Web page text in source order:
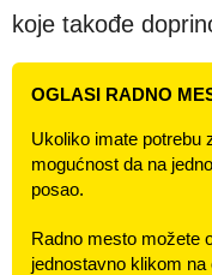
koje takođe
OGLASI RADNO
Ukoliko imate potrebu
mogućnost da na
posao.
Radno mesto možete
jednostavno klikom na